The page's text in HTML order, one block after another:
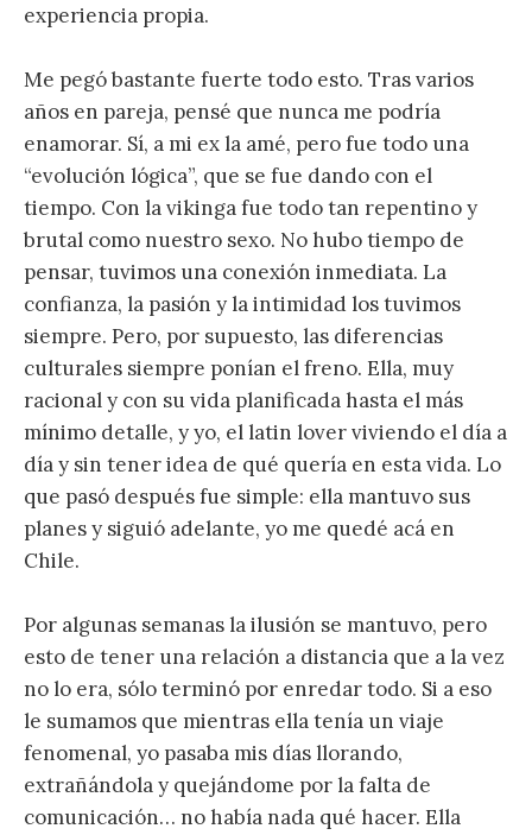
experiencia propia.
Me pegó bastante fuerte todo esto. Tras varios
años en pareja, pensé que nunca me podría
enamorar. Sí, a mi ex la amé, pero fue todo una
“evolución lógica”, que se fue dando con el
tiempo. Con la vikinga fue todo tan repentino y
brutal como nuestro sexo. No hubo tiempo de
pensar, tuvimos una conexión inmediata. La
confianza, la pasión y la intimidad los tuvimos
siempre. Pero, por supuesto, las diferencias
culturales siempre ponían el freno. Ella, muy
racional y con su vida planificada hasta el más
mínimo detalle, y yo, el latin lover viviendo el día a
día y sin tener idea de qué quería en esta vida. Lo
que pasó después fue simple: ella mantuvo sus
planes y siguió adelante, yo me quedé acá en
Chile.
Por algunas semanas la ilusión se mantuvo, pero
esto de tener una relación a distancia que a la vez
no lo era, sólo terminó por enredar todo. Si a eso
le sumamos que mientras ella tenía un viaje
fenomenal, yo pasaba mis días llorando,
extrañándola y quejándome por la falta de
comunicación… no había nada qué hacer. Ella